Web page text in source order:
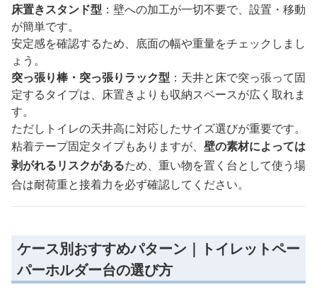
床置きスタンド型 ：壁への加工が一切不要で、設置・移動
が簡単です。
安定感を確認するため、底面の幅や重量をチェックしまし
ょう。
突っ張り棒・突っ張りラック型 ：天井と床で突っ張って固
定するタイプは、床置きよりも収納スペースが広く取れま
す。
ただしトイレの天井高に対応したサイズ選びが重要です。
粘着テープ固定タイプもありますが、 壁の素材によっては
剥がれるリスクがあるため、重い物を置く台として使う場
合は耐荷重と接着力を必ず確認してください。
ケース別おすすめパターン｜トイレットペー
パーホルダー台の選び方